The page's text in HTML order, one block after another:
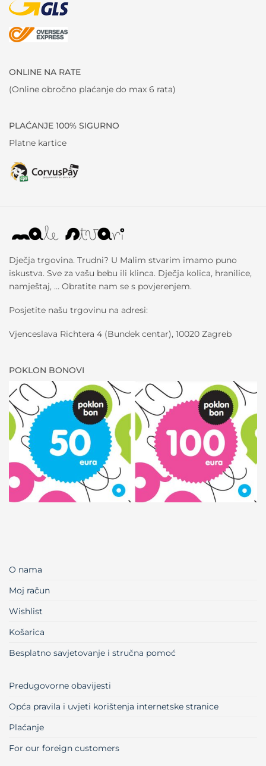
ONLINE NA RATE
(Online obročno plaćanje do max 6 rata)
PLAĆANJE 100% SIGURNO
Platne kartice
Dječja trgovina. Trudni? U Malim stvarim imamo puno
iskustva. Sve za vašu bebu ili klinca. Dječja kolica, hranilice,
namještaj, … Obratite nam se s povjerenjem.
Posjetite našu trgovinu na adresi:
Vjenceslava Richtera 4 (Bundek centar), 10020 Zagreb
POKLON BONOVI
O nama
Moj račun
Wishlist
Košarica
Besplatno savjetovanje i stručna pomoć
Predugovorne obavijesti
Opća pravila i uvjeti korištenja internetske stranice
Plaćanje
For our foreign customers